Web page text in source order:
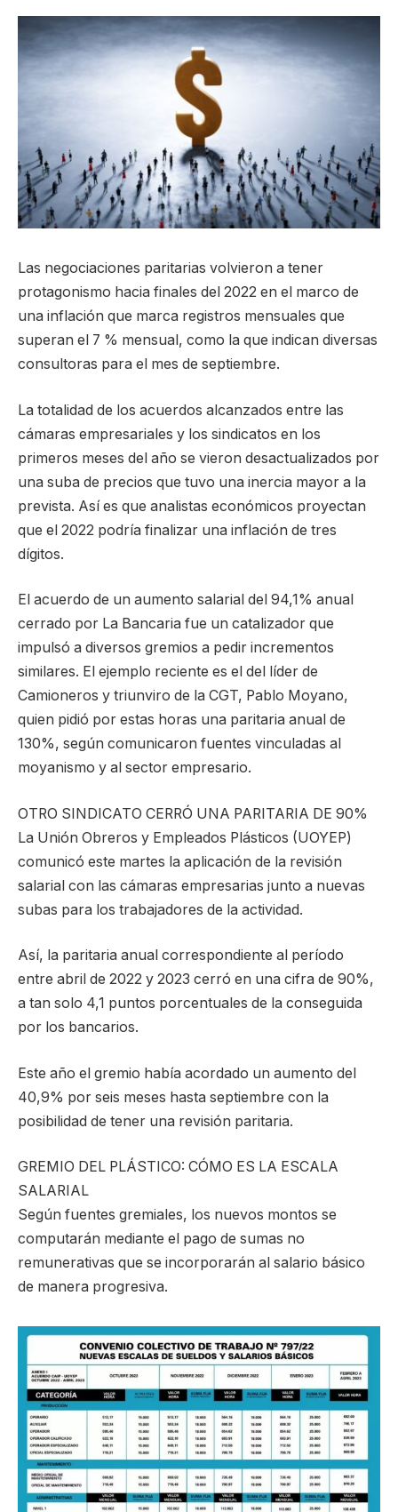
Las negociaciones paritarias volvieron a tener
protagonismo hacia finales del 2022 en el marco de
una inflación que marca registros mensuales que
superan el 7 % mensual, como la que indican diversas
consultoras para el mes de septiembre.
La totalidad de los acuerdos alcanzados entre las
cámaras empresariales y los sindicatos en los
primeros meses del año se vieron desactualizados por
una suba de precios que tuvo una inercia mayor a la
prevista. Así es que analistas económicos proyectan
que el 2022 podría finalizar una inflación de tres
dígitos.
El acuerdo de un aumento salarial del 94,1% anual
cerrado por La Bancaria fue un catalizador que
impulsó a diversos gremios a pedir incrementos
similares. El ejemplo reciente es el del líder de
Camioneros y triunviro de la CGT, Pablo Moyano,
quien pidió por estas horas una paritaria anual de
130%, según comunicaron fuentes vinculadas al
moyanismo y al sector empresario.
OTRO SINDICATO CERRÓ UNA PARITARIA DE 90%
La Unión Obreros y Empleados Plásticos (UOYEP)
comunicó este martes la aplicación de la revisión
salarial con las cámaras empresarias junto a nuevas
subas para los trabajadores de la actividad.
Así, la paritaria anual correspondiente al período
entre abril de 2022 y 2023 cerró en una cifra de 90%,
a tan solo 4,1 puntos porcentuales de la conseguida
por los bancarios.
Este año el gremio había acordado un aumento del
40,9% por seis meses hasta septiembre con la
posibilidad de tener una revisión paritaria.
GREMIO DEL PLÁSTICO: CÓMO ES LA ESCALA
SALARIAL
Según fuentes gremiales, los nuevos montos se
computarán mediante el pago de sumas no
remunerativas que se incorporarán al salario básico
de manera progresiva.